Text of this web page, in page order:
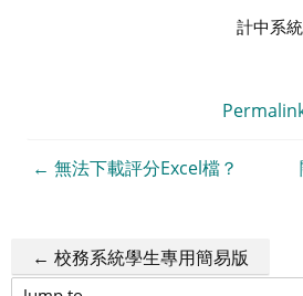
計中系統組 簡
← 無法下載評分Excel檔？
← 校務系統學生專用簡易版